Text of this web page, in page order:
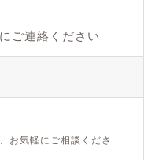
ご連絡ください
お気軽にご相談くださ